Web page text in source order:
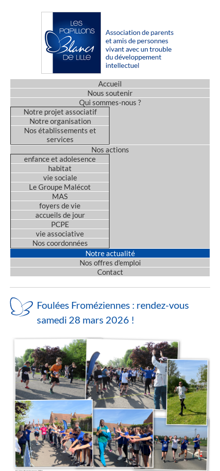
Accueil
Nous soutenir
Qui sommes-nous ?
Notre projet associatif
Notre organisation
Nos établissements et
services
Nos actions
enfance et adolesence
habitat
vie sociale
Le Groupe Malécot
MAS
foyers de vie
accueils de jour
PCPE
vie associative
Nos coordonnées
Notre actualité
Nos offres d'emploi
Contact
Foulées Froméziennes : rendez-vous
samedi 28 mars 2026 !